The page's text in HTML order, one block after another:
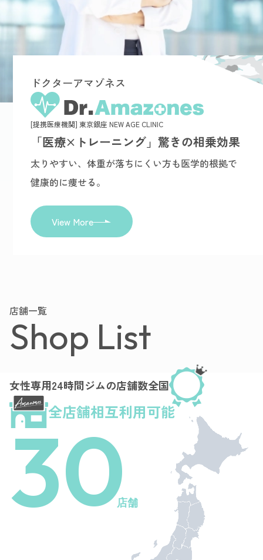
ドクターアマゾネス
[提携医療機関] 東京銀座 NEW AGE CLINIC
「医療×トレーニング」驚きの相乗効果
太りやすい、体重が落ちにくい方も医学的根拠で
健康的に痩せる。
View More
店舗一覧
Shop List
全店舗相互利用可能
女性専用24時間ジムの店舗数全国
30店舗